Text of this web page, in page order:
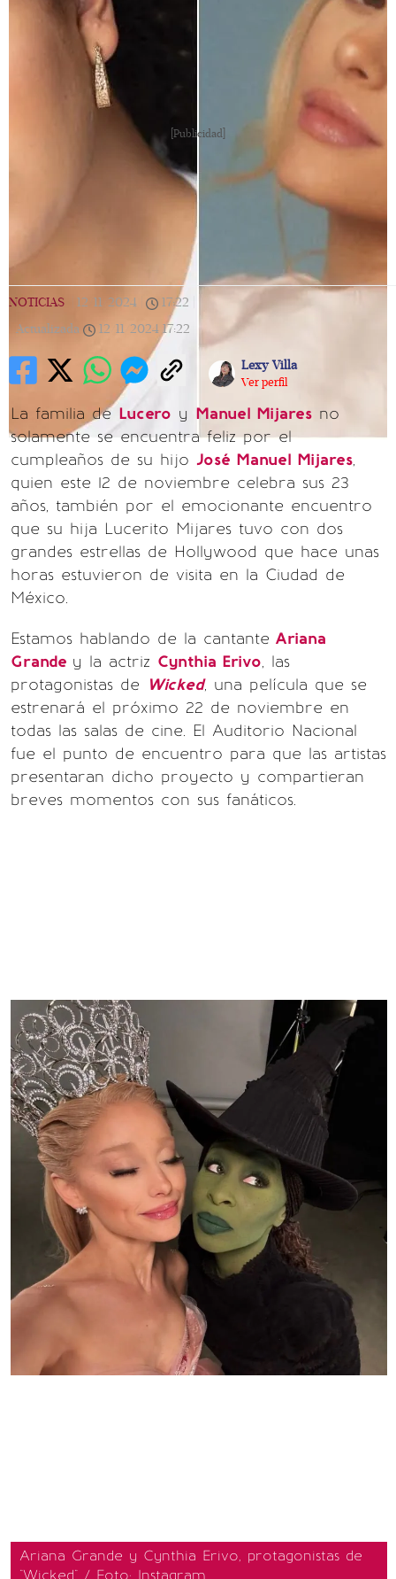
[Publicidad]
NOTICIAS 12/11/2024 17:22
Actualizada
12/11/2024 17:22
Lexy Villa
Ver perfil
La familia de Lucero y Manuel Mijares no
solamente se encuentra feliz por el
cumpleaños de su hijo José Manuel Mijares,
quien este 12 de noviembre celebra sus 23
años, también por el emocionante encuentro
que su hija Lucerito Mijares tuvo con dos
grandes estrellas de Hollywood que hace unas
horas estuvieron de visita en la Ciudad de
México.
Estamos hablando de la cantante Ariana
Grande y la actriz Cynthia Erivo, las
protagonistas de Wicked, una película que se
estrenará el próximo 22 de noviembre en
todas las salas de cine. El Auditorio Nacional
fue el punto de encuentro para que las artistas
presentaran dicho proyecto y compartieran
breves momentos con sus fanáticos.
Ariana Grande y Cynthia Erivo, protagonistas de
"Wicked" / Foto: Instagram